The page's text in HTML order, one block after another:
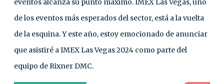
eventos alcanza su punto máximo. IMEX Las Vegas, uno
de los eventos más esperados del sector, está a la vuelta
de la esquina. Y este año, estoy emocionado de anunciar
que asistiré a IMEX Las Vegas 2024 como parte del
equipo de Rixner DMC.